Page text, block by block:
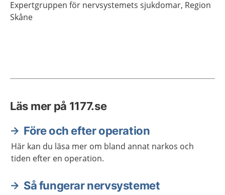
Expertgruppen för nervsystemets sjukdomar, Region
Skåne
Läs mer på 1177.se
Före och efter operation
Här kan du läsa mer om bland annat narkos och
tiden efter en operation.
Så fungerar nervsystemet